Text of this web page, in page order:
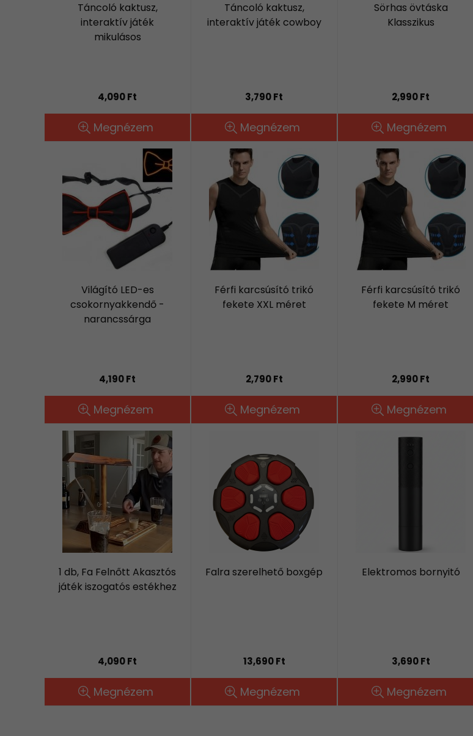
Táncoló kaktusz,
interaktív játék
mikulásos
4,090 Ft
Megnézem
Táncoló kaktusz,
interaktív játék cowboy
3,790 Ft
Megnézem
Sörhas övtáska
Klasszikus
2,990 Ft
Megnézem
Világító LED-es
csokornyakkendő -
narancssárga
4,190 Ft
Megnézem
Férfi karcsúsító trikó
fekete XXL méret
2,790 Ft
Megnézem
Férfi karcsúsító trikó
fekete M méret
2,990 Ft
Megnézem
1 db, Fa Felnőtt Akasztós
játék iszogatós estékhez
4,090 Ft
Megnézem
Falra szerelhető boxgép
13,690 Ft
Megnézem
Elektromos bornyitó
3,690 Ft
Megnézem